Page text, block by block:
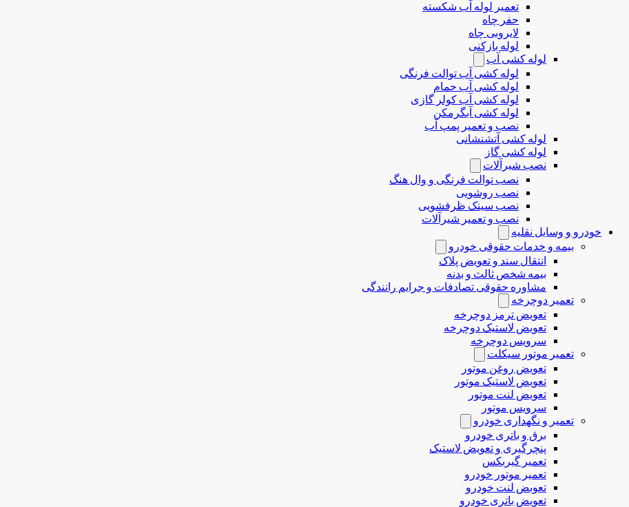
تعمیر لوله آب شکسته
حفر چاه
لایروبی چاه
لوله بازکنی
لوله کشی آب
لوله کشی آب توالت فرنگی
لوله کشی آب حمام
لوله کشی آب کولر گازی
لوله کشی آبگرمکن
نصب و تعمیر پمپ آب
لوله کشی آتشنشانی
لوله کشی گاز
نصب شیرآلات
نصب توالت فرنگی و وال هنگ
نصب روشویی
نصب سینک ظرفشویی
نصب و تعمیر شیرآلات
خودرو و وسایل نقلیه
بیمه و خدمات حقوقی خودرو
انتقال سند و تعویض پلاک
بیمه شخص ثالث و بدنه
مشاوره حقوقی تصادفات و جرایم رانندگی
تعمیر دوچرخه
تعویض ترمز دوچرخه
تعویض لاستیک دوچرخه
سرویس دوچرخه
تعمیر موتور سیکلت
تعویض روغن موتور
تعویض لاستیک موتور
تعویض لنت موتور
سرویس موتور
تعمیر و نگهداری خودرو
برق و باتری خودرو
پنچرگیری و تعویض لاستیک
تعمیر گیربکس
تعمیر موتور خودرو
تعوبض لنت خودرو
تعویض باتری خودرو